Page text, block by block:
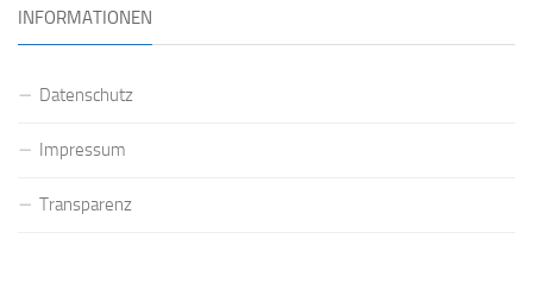
INFORMATIONEN
Datenschutz
Impressum
Transparenz